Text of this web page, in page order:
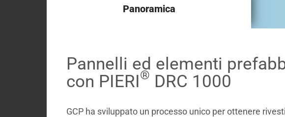
Panoramica
Pannelli ed elementi
con PIERI® DRC 1000
GCP ha sviluppato un processo unico per ottenere